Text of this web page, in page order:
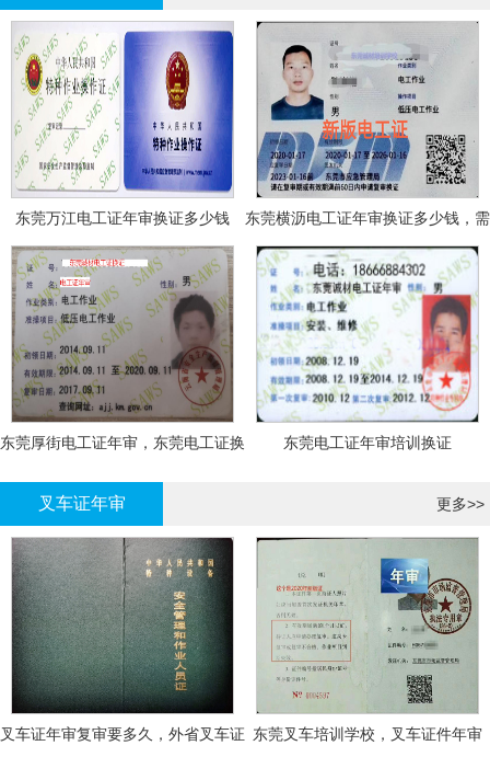
东莞万江电工证年审换证多少钱
东莞横沥电工证年审换证多少钱，需
要什么资料
东莞厚街电工证年审，东莞电工证换
东莞电工证年审培训换证
叉车证年审 更多>>
叉车证年审复审要多久，外省叉车证 东莞叉车培训学校，叉车证件年审